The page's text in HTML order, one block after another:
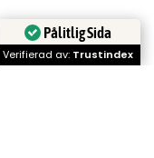
Pålitlig Sida
Verifierad av: Trustindex